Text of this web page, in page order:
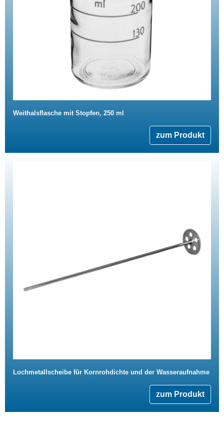
Weithalsflasche mit Stopfen, 250 ml
zum Produkt
Lochmetallscheibe für Kornrohdichte und der Wasseraufnahme
zum Produkt